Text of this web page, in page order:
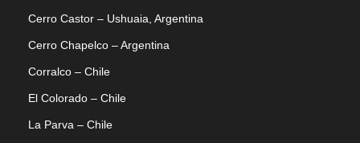
Cerro Castor – Ushuaia, Argentina
Cerro Chapelco – Argentina
Corralco – Chile
El Colorado – Chile
La Parva – Chile